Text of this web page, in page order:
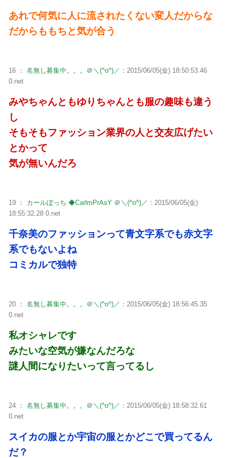
あれで何気に人に流されたくない変人だからな
だからももちと気が合う
16 ： 名無し募集中。。。＠＼(^o^)／ ：2015/06/05(金) 18:50:53.46
0.net
みやちゃんともゆりちゃんとも服の趣味も違う
し
そもそもファッション業界の人と交友広げたい
とかって
気が無いんだろ
19 ： カールぼっち ◆CarlmPrAsY ＠＼(^o^)／ ：2015/06/05(金)
18:55:32.28 0.net
千奈美のファッションって青文字系でも赤文字
系でもないよね
コミカルで独特
20 ： 名無し募集中。。。＠＼(^o^)／ ：2015/06/05(金) 18:56:45.35
0.net
私オシャレです
みたいな空気が嫌なんだろな
謎人間になりたいって言ってるし
24 ： 名無し募集中。。。＠＼(^o^)／ ：2015/06/05(金) 18:58:32.61
0.net
スイカの服とか宇宙の服とかどこで買ってるん
だ？